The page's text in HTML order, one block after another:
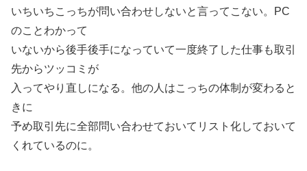
いちいちこっちが問い合わせしないと言ってこない。PC
のことわかって
いないから後手後手になっていて一度終了した仕事も取引
先からツッコミが
入ってやり直しになる。他の人はこっちの体制が変わると
きに
予め取引先に全部問い合わせておいてリスト化しておいて
くれているのに。